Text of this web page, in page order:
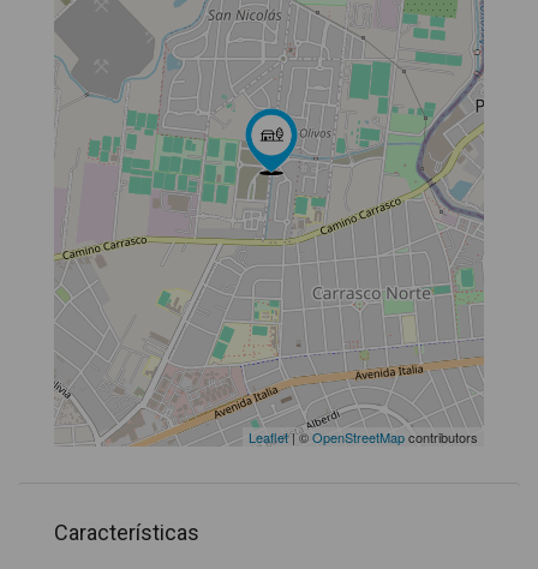
Leaflet| ©OpenStreetMapcontributors
Características